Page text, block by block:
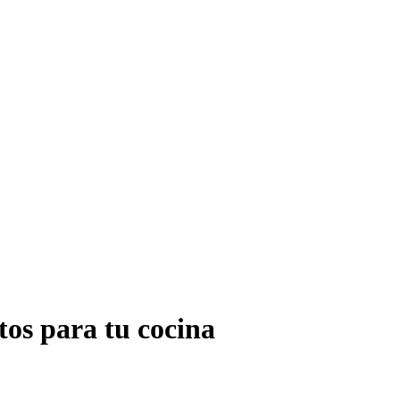
para tu cocina